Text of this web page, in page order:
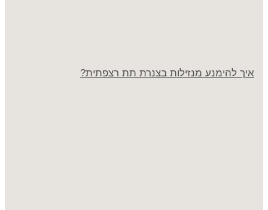
איך להימנע מנזילות בצנרת תת רצפתית?